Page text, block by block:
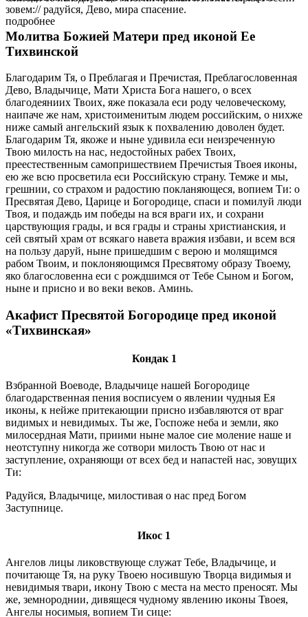
подробнее
зовем:// радуйся, Дево, мира спасение.
Молитва Божией Матери пред иконой Ее
Тихвинской
Благодарим Тя, о Преблагая и Пречистая, Преблагословенная
Дево, Владычице, Мати Христа Бога нашего, о всех
благодеяниих Твоих, яже показала еси роду человеческому,
наипаче же нам, христоименитым людем российским, о нихже
ниже самый ангельский язык к похвалению доволен будет.
Благодарим Тя, якоже и ныне удивила еси неизреченную
Твою милость на нас, недостойных рабех Твоих,
преестественным самопришествием Пречистыя Твоея иконы,
ею же всю просветила еси Российскую страну. Темже и мы,
грешнии, со страхом и радостию покланяющеся, вопием Ти: о
Пресвятая Дево, Царице и Богородице, спаси и помилуй люди
Твоя, и подаждь им победы на вся враги их, и сохрани
царствующия грады, и вся грады и страны христианския, и
сей святый храм от всякаго навета вражия избави, и всем вся
на пользу даруй, ныне пришедшим с верою и молящимся
рабом Твоим, и поклоняющимся Пресвятому образу Твоему,
яко благословенна еси с рождшимся от Тебе Сыном и Богом,
ныне и присно и во веки веков. Аминь.
Акафист Пресвятой Богородице пред иконой
«Тихвинская»
Кондак 1
Взбранной Воеводе, Владычице нашей Богородице
благодарственная пения восписуем о явлении чудныя Ея
иконы, к нейже притекающии присно избавляются от враг
видимых и невидимых. Ты же, Госпоже неба и земли, яко
милосердная Мати, приими ныне малое сие моление наше и
неотступну никогда же сотвори милость Твою от нас и
заступление, охраняющи от всех бед и напастей нас, зовущих
Ти:
Радуйся, Владычице, милостивая о нас пред Богом
Заступнице.
Икос 1
Ангелов лицы ликовствующе служат Тебе, Владычице, и
почитающе Тя, на руку Твоею носившую Творца видимыя и
невидимыя твари, икону Твою с места на место преносят. Мы
же, земнороднии, дивящеся чудному явлению иконы Твоея,
Ангелы носимыя, вопием Ти сице: